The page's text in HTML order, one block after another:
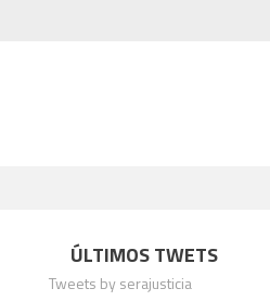
ÚLTIMOS TWETS
Tweets by serajusticia